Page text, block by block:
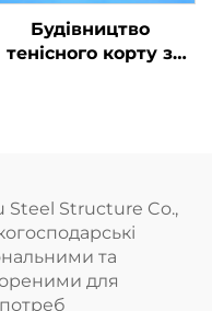
Будівництво
тенісного корту з
Steel Structure Co.,
та
для